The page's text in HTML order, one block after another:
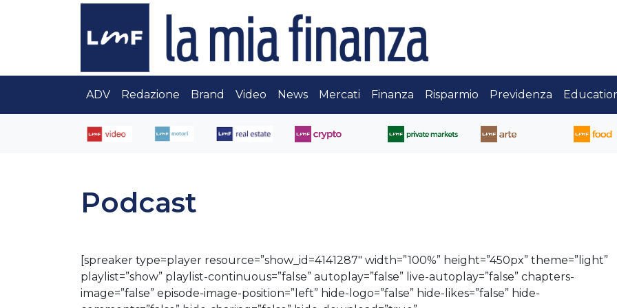
ADV Redazione Brand Video News Mercati Finanza Risparmio Previdenza
Podcast
[spreaker type=player resource=”show_id=4141287″ width=”100%” height=”450px” theme=”light”
playlist=”show” playlist-continuous=”false” autoplay=”false” live-autoplay=”false” chapters-
image=”false” episode-image-position=”left” hide-logo=”false” hide-likes=”false” hide-